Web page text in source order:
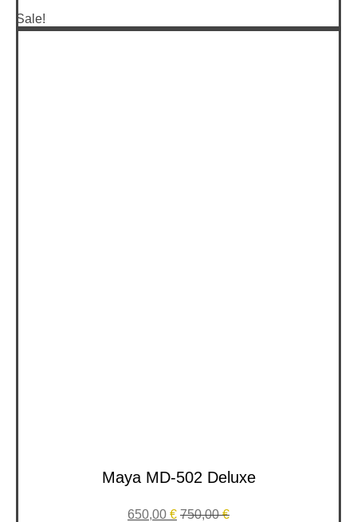
Sale!
Maya MD-502 Deluxe
650,00 € 750,00€